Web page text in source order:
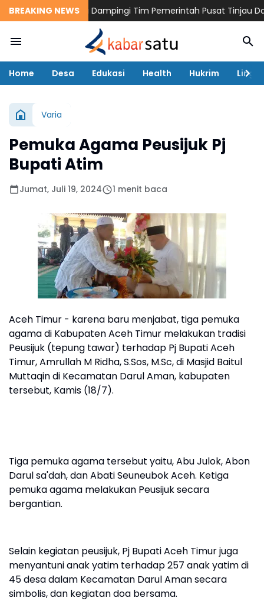
BREAKING NEWS
Bupati Pidie Jaya Dampingi Tim Pemerintah Pusat Tinjau
Home Desa Edukasi Health Hukrim
Varia
Pemuka Agama Peusijuk Pj
Bupati Atim
Jumat, Juli 19, 2024 1 menit baca
Aceh Timur - karena baru menjabat, tiga pemuka
agama di Kabupaten Aceh Timur melakukan tradisi
Peusijuk (tepung tawar) terhadap Pj Bupati Aceh
Timur, Amrullah M Ridha, S.Sos, M.Sc, di Masjid Baitul
Muttaqin di Kecamatan Darul Aman, kabupaten
tersebut, Kamis (18/7).
Tiga pemuka agama tersebut yaitu, Abu Julok, Abon
Darul sa'dah, dan Abati Seuneubok Aceh. Ketiga
pemuka agama melakukan Peusijuk secara
bergantian.
Selain kegiatan peusijuk, Pj Bupati Aceh Timur juga
menyantuni anak yatim terhadap 257 anak yatim di
45 desa dalam Kecamatan Darul Aman secara
simbolis, dan kegiatan doa bersama.